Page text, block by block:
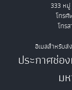
333 หมู่
โทร
โทร
อีเมลสำหรับ
ประกาศช่อ
ม